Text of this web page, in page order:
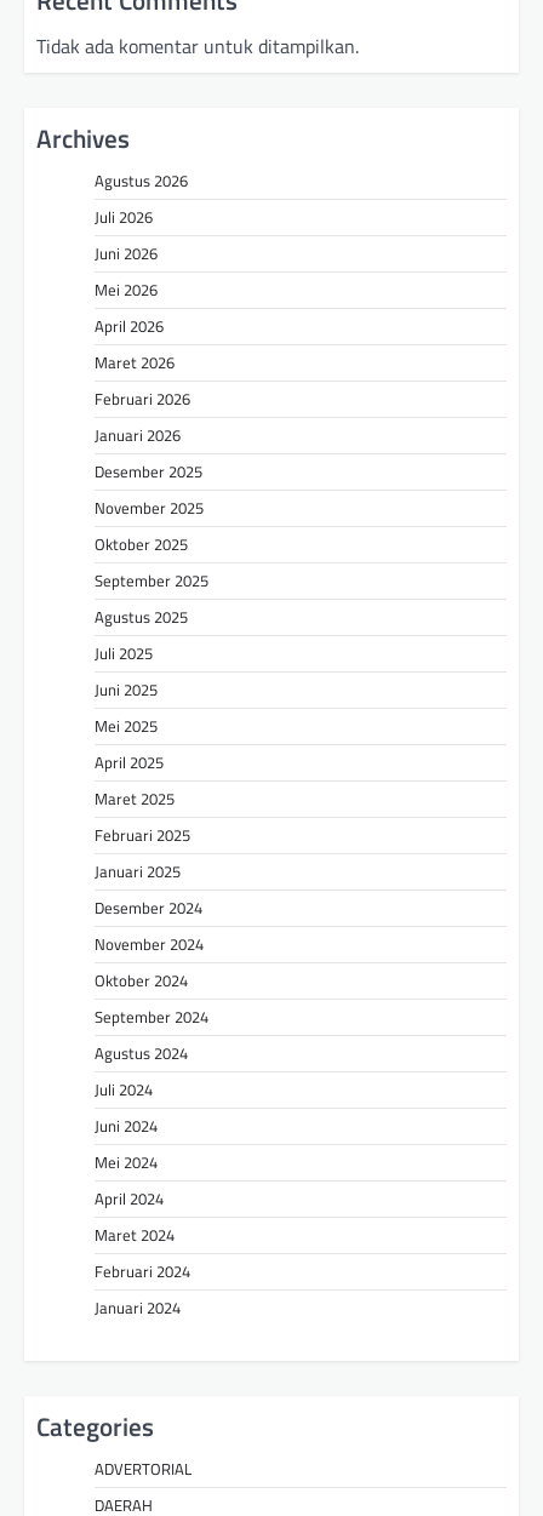
Tidak ada komentar untuk ditampilkan.
Archives
Agustus 2026
Juli 2026
Juni 2026
Mei 2026
April 2026
Maret 2026
Februari 2026
Januari 2026
Desember 2025
November 2025
Oktober 2025
September 2025
Agustus 2025
Juli 2025
Juni 2025
Mei 2025
April 2025
Maret 2025
Februari 2025
Januari 2025
Desember 2024
November 2024
Oktober 2024
September 2024
Agustus 2024
Juli 2024
Juni 2024
Mei 2024
April 2024
Maret 2024
Februari 2024
Januari 2024
Categories
ADVERTORIAL
DAERAH